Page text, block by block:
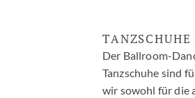
Der Ballroom-
Tanzschuhe sind
wir sowohl für die